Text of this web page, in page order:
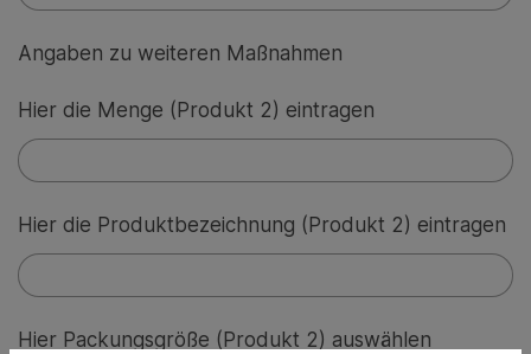
Angaben zu weiteren Maßnahmen
Hier die Menge (Produkt 2) eintragen
Hier die Produktbezeichnung (Produkt 2) eintragen
Hier Packungsgröße (Produkt 2) auswählen